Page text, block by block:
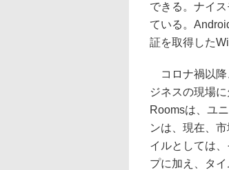
できる。ナイ
ている。
証を取得した
コロナ禍以降
ジネスの現場
Roomsは、ユ
ンは、現在、
イルとしては
プに加え、タイ